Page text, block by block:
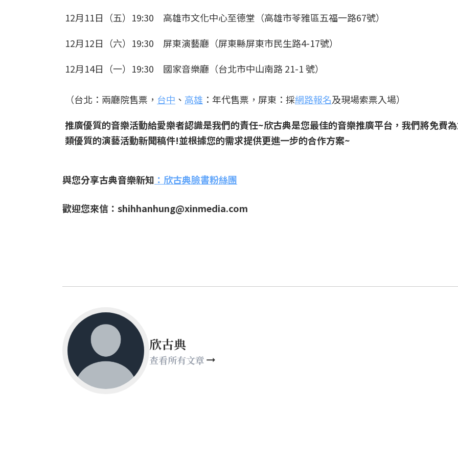
12月11日（五）19:30 高雄市文化中心至德堂（高雄市苓雅區五福一路67號）
12月12日（六）19:30 屏東演藝廳（屏東縣屏東市民生路4-17號）
12月14日（一）19:30 國家音樂廳（台北市中山南路 21-1 號）
（台北：兩廳院售票， 台中 、 高雄 ：年代售票，屏東：採網路報名及現場索票入場）
推廣優質的音樂活動給愛樂者認識是我們的責任~欣古典是您最佳的音樂推廣平台，我們將免費
類優質的演藝活動新聞稿件!並根據您的需求提供更進一步的合作方案~
與您分享古典音樂新知 ： 欣古典臉書粉絲團
歡迎您來信：shihhanhung@xinmedia.com
欣古典
查看所有文章